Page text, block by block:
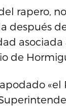
rapero,
después
de